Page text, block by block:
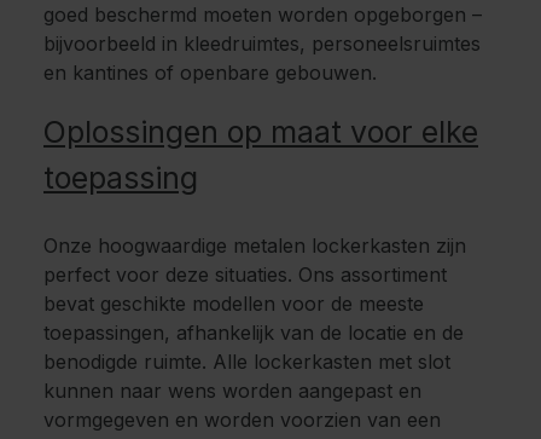
goed beschermd moeten worden opgeborgen –
bijvoorbeeld in kleedruimtes, personeelsruimtes
en kantines of openbare gebouwen.
Oplossingen op maat voor elke
toepassing
Onze hoogwaardige metalen lockerkasten zijn
perfect voor deze situaties. Ons assortiment
bevat geschikte modellen voor de meeste
toepassingen, afhankelijk van de locatie en de
benodigde ruimte. Alle lockerkasten met slot
kunnen naar wens worden aangepast en
vormgegeven en worden voorzien van een